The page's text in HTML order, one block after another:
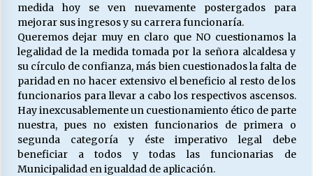
medida hoy se ven nuevamente postergados para
mejorar sus ingresos y su carrera funcionaría.
Queremos dejar muy en claro que NO cuestionamos la
legalidad de la medida tomada por la señora alcaldesa y
su círculo de confianza, más bien cuestionados la falta de
paridad en no hacer extensivo el beneficio al resto de los
funcionarios para llevar a cabo los respectivos ascensos.
Hay inexcusablemente un cuestionamiento ético de parte
nuestra, pues no existen funcionarios de primera o
segunda categoría y éste imperativo legal debe
beneficiar a todos y todas las funcionarias de
Municipalidad en igualdad de aplicación.